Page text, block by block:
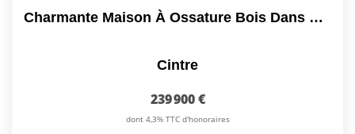
Charmante Maison À Ossature Bois Dans Un Environnement...
Cintre
239 900 €
dont 4,3% TTC d'honoraires